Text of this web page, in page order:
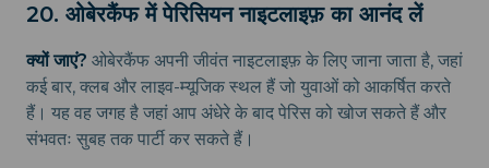
20. ओबेरकैंफ में पेरिसियन नाइटलाइफ़ का आनंद लें
क्यों जाएं? ओबेरकैंफ अपनी जीवंत नाइटलाइफ़ के लिए जाना जाता है, जहां
कई बार, क्लब और लाइव-म्यूजिक स्थल हैं जो युवाओं को आकर्षित करते
हैं। यह वह जगह है जहां आप अंधेरे के बाद पेरिस को खोज सकते हैं और
संभवतः सुबह तक पार्टी कर सकते हैं।